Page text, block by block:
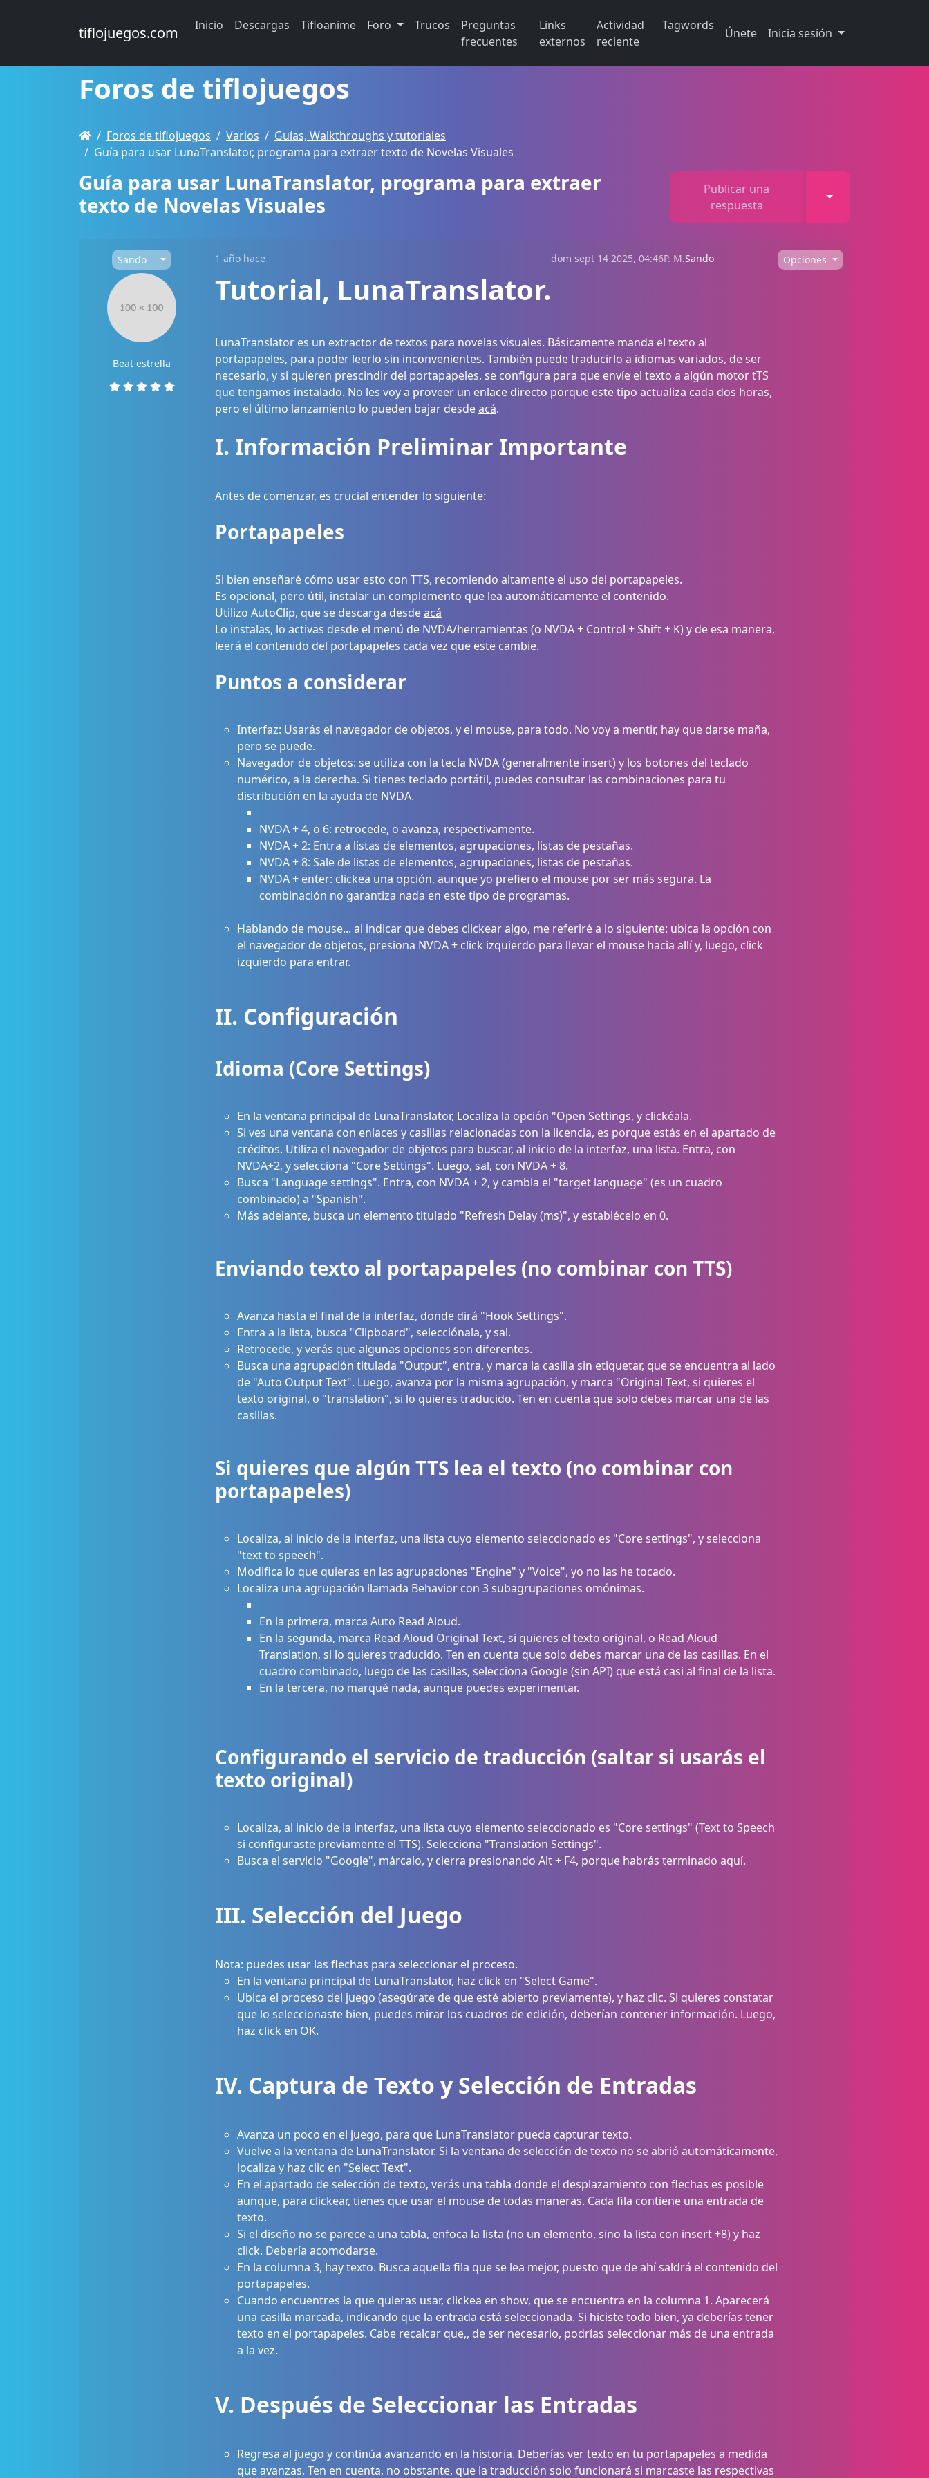
tiflojuegos.com Inicio Descargas Tifloanime Foro Trucos
Preguntas
frecuentes
Links
externos
Actividad
reciente
Tagwords
Únete Inicia sesión
Foros de tiflojuegos
Foros de tiflojuegos Varios
Guías, Walkthroughs y tutoriales
Guía para usar LunaTranslator, programa para extraer texto de Novelas Visuales
Guía para usar LunaTranslator, programa para extraer
texto de Novelas Visuales
Publicar una
respuesta
Toggle Dropdown
Sando 1 año hace dom sept 14 2025, 04:46P. M.Sando Opciones
Beat estrella
Tutorial, LunaTranslator.
LunaTranslator es un extractor de textos para novelas visuales. Básicamente manda el texto al
portapapeles, para poder leerlo sin inconvenientes. También puede traducirlo a idiomas variados, de ser
necesario, y si quieren prescindir del portapapeles, se configura para que envíe el texto a algún motor tTS
que tengamos instalado. No les voy a proveer un enlace directo porque este tipo actualiza cada dos horas,
pero el último lanzamiento lo pueden bajar desdeacá.
I. Información Preliminar Importante
Antes de comenzar, es crucial entender lo siguiente:
Portapapeles
Si bien enseñaré cómo usar esto con TTS, recomiendo altamente el uso del portapapeles.
Es opcional, pero útil, instalar un complemento que lea automáticamente el contenido.
Utilizo AutoClip, que se descarga desdeacá
Lo instalas, lo activas desde el menú de NVDA/herramientas (o NVDA + Control + Shift + K) y de esa manera,
leerá el contenido del portapapeles cada vez que este cambie.
Puntos a considerar
Interfaz: Usarás el navegador de objetos, y el mouse, para todo. No voy a mentir, hay que darse maña,
pero se puede.
Navegador de objetos: se utiliza con la tecla NVDA (generalmente insert) y los botones del teclado
numérico, a la derecha. Si tienes teclado portátil, puedes consultar las combinaciones para tu
distribución en la ayuda de NVDA.
NVDA + 4, o 6: retrocede, o avanza, respectivamente.
NVDA + 2: Entra a listas de elementos, agrupaciones, listas de pestañas.
NVDA + 8: Sale de listas de elementos, agrupaciones, listas de pestañas.
NVDA + enter: clickea una opción, aunque yo prefiero el mouse por ser más segura. La
combinación no garantiza nada en este tipo de programas.
Hablando de mouse... al indicar que debes clickear algo, me referiré a lo siguiente: ubica la opción con
el navegador de objetos, presiona NVDA + click izquierdo para llevar el mouse hacia allí y, luego, click
izquierdo para entrar.
II. Configuración
Idioma (Core Settings)
En la ventana principal de LunaTranslator, Localiza la opción "Open Settings, y clickéala.
Si ves una ventana con enlaces y casillas relacionadas con la licencia, es porque estás en el apartado de
créditos. Utiliza el navegador de objetos para buscar, al inicio de la interfaz, una lista. Entra, con
NVDA+2, y selecciona "Core Settings". Luego, sal, con NVDA + 8.
Busca "Language settings". Entra, con NVDA + 2, y cambia el "target language" (es un cuadro
combinado) a "Spanish".
Más adelante, busca un elemento titulado "Refresh Delay (ms)", y establécelo en 0.
Enviando texto al portapapeles (no combinar con TTS)
Avanza hasta el final de la interfaz, donde dirá "Hook Settings".
Entra a la lista, busca "Clipboard", selecciónala, y sal.
Retrocede, y verás que algunas opciones son diferentes.
Busca una agrupación titulada "Output", entra, y marca la casilla sin etiquetar, que se encuentra al lado
de "Auto Output Text". Luego, avanza por la misma agrupación, y marca "Original Text, si quieres el
texto original, o "translation", si lo quieres traducido. Ten en cuenta que solo debes marcar una de las
casillas.
Si quieres que algún TTS lea el texto (no combinar con
portapapeles)
Localiza, al inicio de la interfaz, una lista cuyo elemento seleccionado es "Core settings", y selecciona
"text to speech".
Modifica lo que quieras en las agrupaciones "Engine" y "Voice", yo no las he tocado.
Localiza una agrupación llamada Behavior con 3 subagrupaciones omónimas.
En la primera, marca Auto Read Aloud.
En la segunda, marca Read Aloud Original Text, si quieres el texto original, o Read Aloud
Translation, si lo quieres traducido. Ten en cuenta que solo debes marcar una de las casillas. En el
cuadro combinado, luego de las casillas, selecciona Google (sin API) que está casi al final de la lista.
En la tercera, no marqué nada, aunque puedes experimentar.
Configurando el servicio de traducción (saltar si usarás el
texto original)
Localiza, al inicio de la interfaz, una lista cuyo elemento seleccionado es "Core settings" (Text to Speech
si configuraste previamente el TTS). Selecciona "Translation Settings".
Busca el servicio "Google", márcalo, y cierra presionando Alt + F4, porque habrás terminado aquí.
III. Selección del Juego
Nota: puedes usar las flechas para seleccionar el proceso.
En la ventana principal de LunaTranslator, haz click en "Select Game".
Ubica el proceso del juego (asegúrate de que esté abierto previamente), y haz clic. Si quieres constatar
que lo seleccionaste bien, puedes mirar los cuadros de edición, deberían contener información. Luego,
haz click en OK.
IV. Captura de Texto y Selección de Entradas
Avanza un poco en el juego, para que LunaTranslator pueda capturar texto.
Vuelve a la ventana de LunaTranslator. Si la ventana de selección de texto no se abrió automáticamente,
localiza y haz clic en "Select Text".
En el apartado de selección de texto, verás una tabla donde el desplazamiento con flechas es posible
aunque, para clickear, tienes que usar el mouse de todas maneras. Cada fila contiene una entrada de
texto.
Si el diseño no se parece a una tabla, enfoca la lista (no un elemento, sino la lista con insert +8) y haz
click. Debería acomodarse.
En la columna 3, hay texto. Busca aquella fila que se lea mejor, puesto que de ahí saldrá el contenido del
portapapeles.
Cuando encuentres la que quieras usar, clickea en show, que se encuentra en la columna 1. Aparecerá
una casilla marcada, indicando que la entrada está seleccionada. Si hiciste todo bien, ya deberías tener
texto en el portapapeles. Cabe recalcar que,, de ser necesario, podrías seleccionar más de una entrada
a la vez.
V. Después de Seleccionar las Entradas
Regresa al juego y continúa avanzando en la historia. Deberías ver texto en tu portapapeles a medida
que avanzas. Ten en cuenta, no obstante, que la traducción solo funcionará si marcaste las respectivas